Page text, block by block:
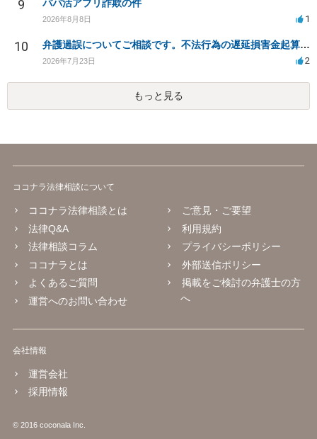
9 パパ活アプリ詐欺の件
2026年8月8日 1
10 弁護過誤についてご相談です。不法行為の遅延損害金起算日について。
2026年7月23日 2
もっと見る
ココナラ法律相談について
ココナラ法律相談とは
法律Q&A
法律相談コラム
ココナラとは
よくあるご質問
運営へのお問い合わせ
ご意見・ご要望
利用規約
プライバシーポリシー
外部送信ポリシー
掲載をご検討の弁護士の方
へ
会社情報
運営会社
採用情報
© 2016 coconala Inc.